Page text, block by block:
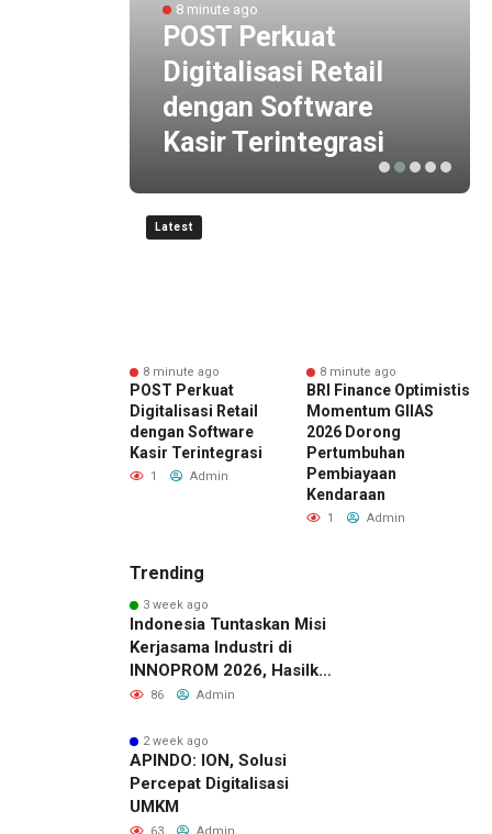
8 minute ago
POST Perkuat
Digitalisasi Retail
dengan Software
Kasir Terintegrasi
Latest
8 minute ago
POST Perkuat
Digitalisasi Retail
dengan Software
Kasir Terintegrasi
1 Admin
8 minute ago
BRI Finance Optimistis
Momentum GIIAS
2026 Dorong
Pertumbuhan
Pembiayaan
Kendaraan
1 Admin
Trending
3 week ago
Indonesia Tuntaskan Misi
Kerjasama Industri di
INNOPROM 2026, Hasilkan
Belasan Kerja Sama
86 Admin
2 week ago
APINDO: ION, Solusi
Percepat Digitalisasi
UMKM